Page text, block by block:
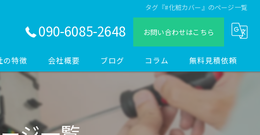
タグ『#化粧カバー』のページ一覧
090-6085-2648 お問い合わせはこちら
の特徴
ン
会社概要 ブログ コラム 無料見積依頼